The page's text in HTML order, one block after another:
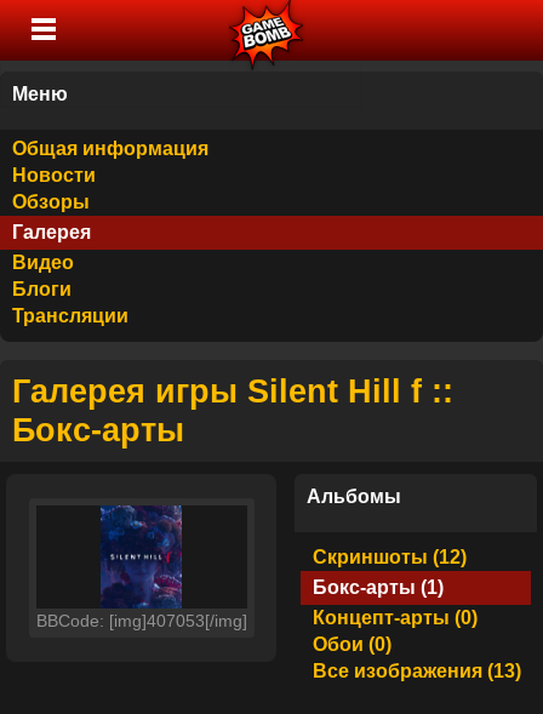
Меню
Общая информация
Новости
Обзоры
Галерея
Видео
Блоги
Трансляции
Галерея игры Silent Hill f ::
Бокс-арты
BBCode: [img]407053[/img]
Альбомы
Скриншоты (12)
Бокс-арты (1)
Концепт-арты (0)
Обои (0)
Все изображения (13)